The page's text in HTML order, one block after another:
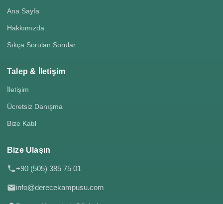
Ana Sayfa
Hakkımızda
Sıkça Sorulan Sorular
Talep & İletişim
İletişim
Ücretsiz Danışma
Bize Katıl
Bize Ulaşın
+90 (505) 385 75 01
info@derecekampusu.com